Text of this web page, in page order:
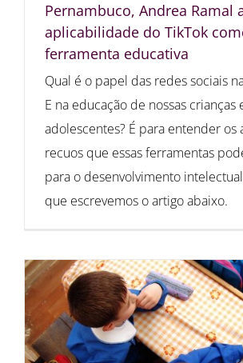
Pernambuco, Andrea Ramal
aplicabilidade do TikTok
ferramenta educativa
Qual é o papel das redes sociais
E na educação de nossas crianças
adolescentes? É para entender os
recuos que essas ferramentas
para o desenvolvimento
que escrevemos o artigo abaixo.